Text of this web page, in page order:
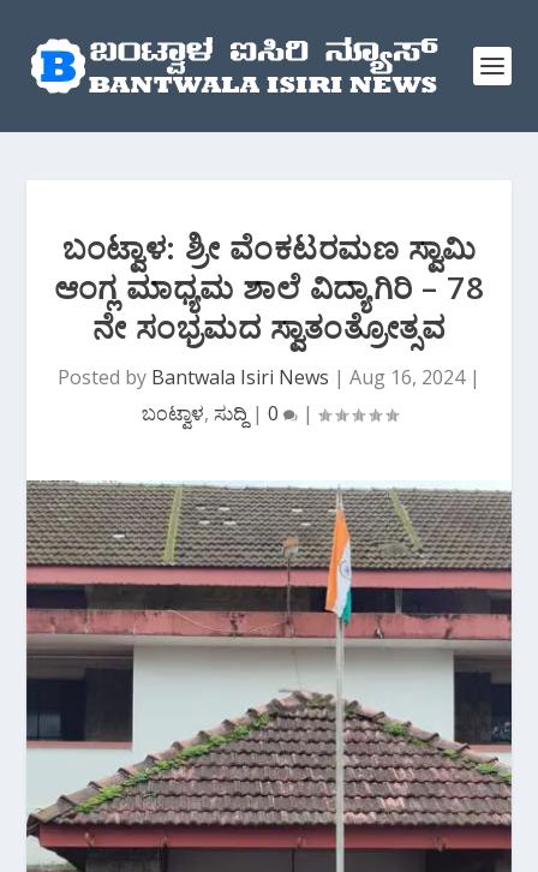
ಬಂಟ್ವಾಳ: ಶ್ರೀ ವೆಂಕಟರಮಣ ಸ್ವಾಮಿ
ಆಂಗ್ಲ ಮಾಧ್ಯಮ ಶಾಲೆ ವಿದ್ಯಾಗಿರಿ – 78
ನೇ ಸಂಭ್ರಮದ ಸ್ವಾತಂತ್ರೋತ್ಸವ
Posted by Bantwala Isiri News | Aug 16, 2024|
ಬಂಟ್ವಾಳ, ಸುದ್ದಿ | 0 |